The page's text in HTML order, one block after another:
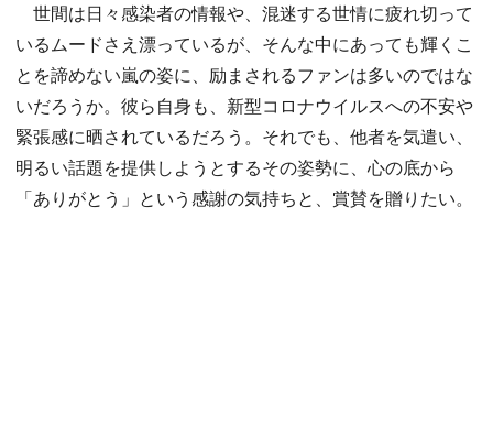
世間は日々感染者の情報や、混迷する世情に疲れ切って
いるムードさえ漂っているが、そんな中にあっても輝くこ
とを諦めない嵐の姿に、励まされるファンは多いのではな
いだろうか。彼ら自身も、新型コロナウイルスへの不安や
緊張感に晒されているだろう。それでも、他者を気遣い、
明るい話題を提供しようとするその姿勢に、心の底から
「ありがとう」という感謝の気持ちと、賞賛を贈りたい。